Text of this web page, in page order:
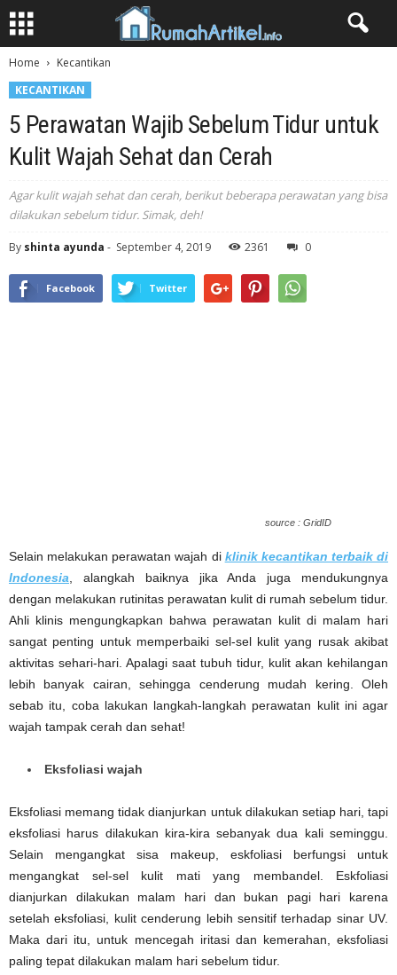
Home
Kecantikan
KECANTIKAN
5 Perawatan Wajib Sebelum Tidur untuk
Kulit Wajah Sehat dan Cerah
Agar kulit wajah sehat dan cerah, berikut beberapa perawatan yang bisa
dilakukan sebelum tidur. Simak, deh!
By shinta ayunda - September 4, 2019 2361 0
Facebook Twitter
source : GridID
Selain melakukan perawatan wajah di klinik kecantikan terbaik di
Indonesia , alangkah baiknya jika Anda juga mendukungnya
dengan melakukan rutinitas perawatan kulit di rumah sebelum tidur.
Ahli klinis mengungkapkan bahwa perawatan kulit di malam hari
sangat penting untuk memperbaiki sel-sel kulit yang rusak akibat
aktivitas sehari-hari. Apalagi saat tubuh tidur, kulit akan kehilangan
lebih banyak cairan, sehingga cenderung mudah kering. Oleh
sebab itu, coba lakukan langkah-langkah perawatan kulit ini agar
wajah tampak cerah dan sehat!
Eksfoliasi wajah
Eksfoliasi memang tidak dianjurkan untuk dilakukan setiap hari, tapi
eksfoliasi harus dilakukan kira-kira sebanyak dua kali seminggu.
Selain mengangkat sisa makeup, eskfoliasi berfungsi untuk
mengangkat sel-sel kulit mati yang membandel. Eskfoliasi
dianjurkan dilakukan malam hari dan bukan pagi hari karena
setelah eksfoliasi, kulit cenderung lebih sensitif terhadap sinar UV.
Maka dari itu, untuk mencegah iritasi dan kemerahan, eksfoliasi
paling tepat dilakukan malam hari sebelum tidur.